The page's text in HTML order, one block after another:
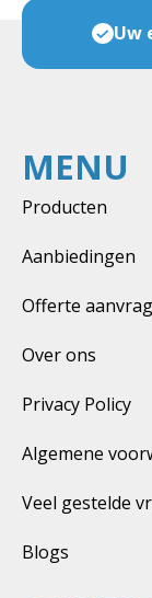
Veel
MENU
Producten
Aanbiedingen
Offerte
Over ons
Privacy Policy
Algemene
Veel gestelde
Blogs